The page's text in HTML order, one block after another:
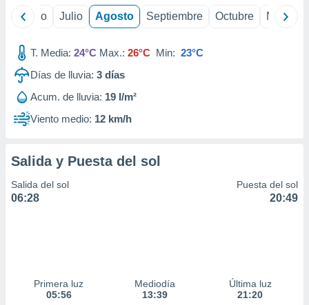
Junio Julio Agosto Septiembre Octubre
T. Media: 24°C Max.: 26°C Min: 23°C
Días de lluvia: 3 días
Acum. de lluvia: 19 l/m²
Viento medio: 12 km/h
Salida y Puesta del sol
Salida del sol
06:28
Puesta del sol
20:49
Primera luz
05:56
Mediodía
13:39
Última luz
21:20